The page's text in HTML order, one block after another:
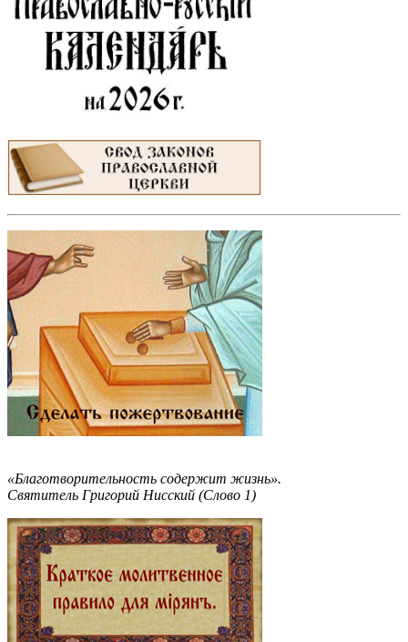
«Благотворительность содержит жизнь».
Святитель Григорий Нисский (Слово 1)